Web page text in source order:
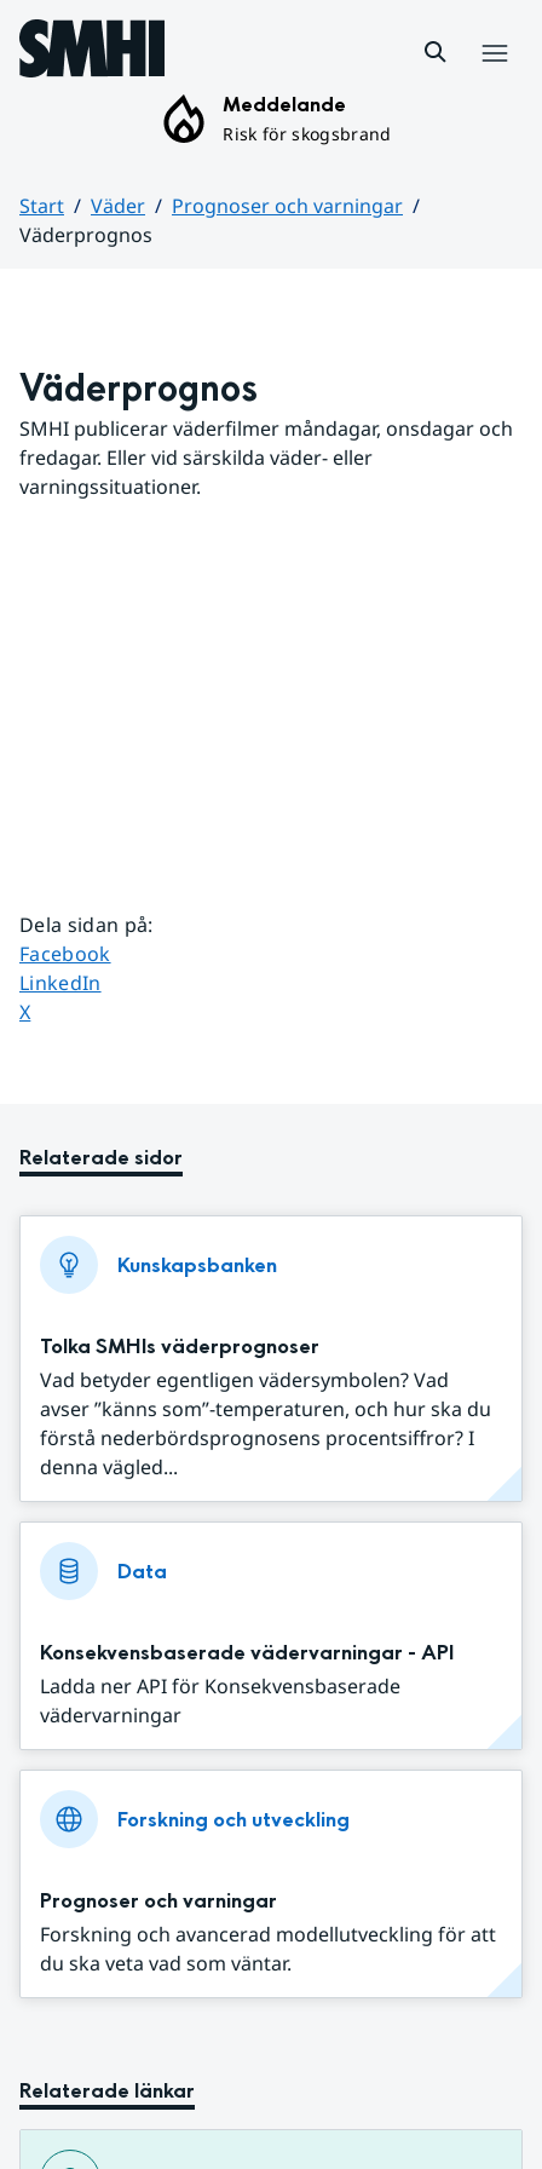
Hoppa till sidans innehåll
Meddelande
Risk för skogsbrand
Start Väder
Prognoser och varningar
Väderprognos
Väderprognos
SMHI publicerar väderfilmer måndagar, onsdagar och
fredagar. Eller vid särskilda väder- eller
varningssituationer.
Dela sidan på:
Dela sidan på
Facebook
Dela sidan på
LinkedIn
Dela sidan på
X
Relaterade sidor
Kunskapsbanken
Tolka SMHIs väderprognoser
Vad betyder egentligen vädersymbolen? Vad
avser ”känns som”-temperaturen, och hur ska du
förstå nederbördsprognosens procentsiffror? I
denna vägled...
Data
Konsekvensbaserade vädervarningar - API
Ladda ner API för Konsekvensbaserade
vädervarningar
Forskning och utveckling
Prognoser och varningar
Forskning och avancerad modellutveckling för att
du ska veta vad som väntar.
Relaterade länkar